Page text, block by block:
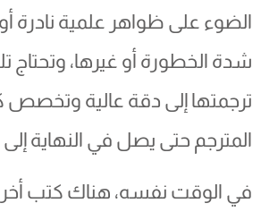
الضوء على ظواهر علمية نادرة
شدة الخطورة أو غيرها، وتحتاج
ترجمتها إلى دقة عالية وتخصص
المترجم حتى يصل في النهاية إلى
في الوقت نفسه، هناك كتب